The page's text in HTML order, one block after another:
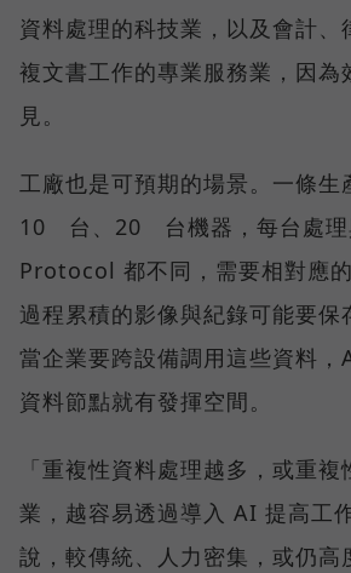
資料處理的科技業，以及會計、
複文書工作的專業服務業，因為
見。
工廠也是可預期的場景。一條
10 台、20 台機器，每台處理
Protocol 都不同，需要相對應
過程累積的影像與紀錄可能要保
當企業要跨設備調用這些資料
資料節點就有發揮空間。
「重複性資料處理越多，或重
業，越容易透過導入 AI 提高工
說，較傳統、人力密集，或仍高